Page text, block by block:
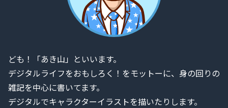
ども！「あき山」といいます。
デジタルライフをおもしろく！をモットーに、身の回りの
雑記を中心に書いてます。
デジタルでキャラクターイラストを描いたりします。